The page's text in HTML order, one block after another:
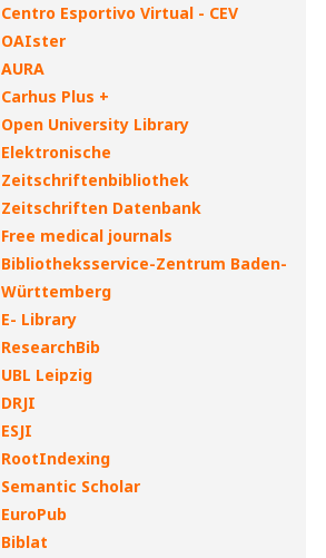
Centro Esportivo Virtual - CEV
OAIster
AURA
Carhus Plus +
Open University Library
Elektronische
Zeitschriftenbibliothek
Zeitschriften Datenbank
Free medical journals
Bibliotheksservice-Zentrum Baden-
Württemberg
E- Library
ResearchBib
UBL Leipzig
DRJI
ESJI
RootIndexing
Semantic Scholar
EuroPub
Biblat